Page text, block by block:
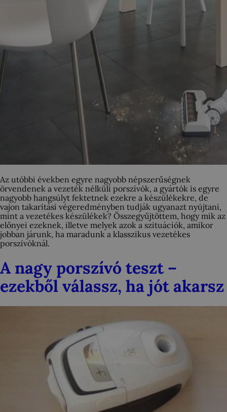
Az utóbbi években egyre nagyobb népszerűségnek
örvendenek a vezeték nélküli porszívók, a gyártók is egyre
nagyobb hangsúlyt fektetnek ezekre a készülékekre, de
vajon takarítási végeredményben tudják ugyanazt nyújtani,
mint a vezetékes készülékek? Összegyűjtöttem, hogy mik az
előnyei ezeknek, illetve melyek azok a szituációk, amikor
jobban járunk, ha maradunk a klasszikus vezetékes
porszívóknál.
A nagy porszívó teszt –
ezekből válassz, ha jót akarsz